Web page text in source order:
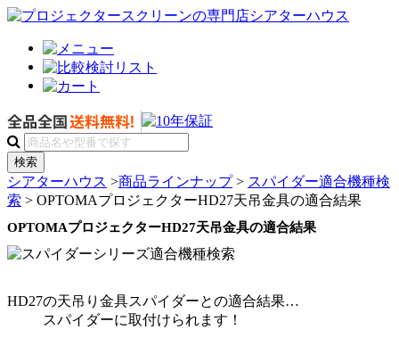
検索
シアターハウス >商品ラインナップ> スパイダー適合機種検
索 > OPTOMAプロジェクターHD27天吊金具の適合結果
OPTOMAプロジェクターHD27天吊金具の適合結果
HD27の天吊り金具スパイダーとの適合結果…
スパイダーに取付けられます！